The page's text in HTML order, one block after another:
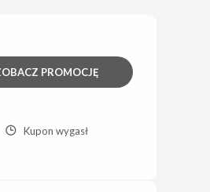
PROMOCJĘ
Kupon wygasł